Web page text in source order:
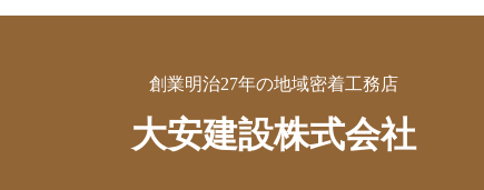
創業明治27年の地域密着工務店
大安建設株式会社